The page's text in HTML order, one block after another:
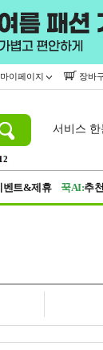
마이페이지 장바
12
서비스 한
벤트&제휴 꾹AI:추천